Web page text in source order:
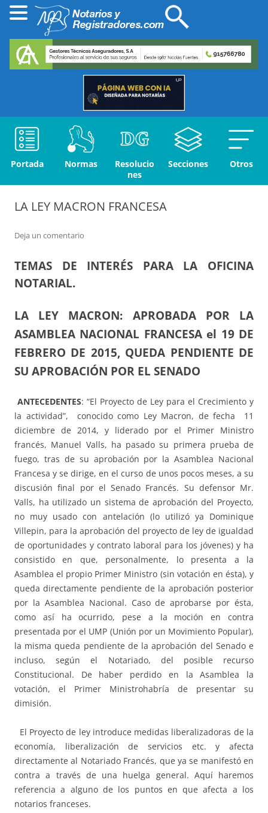
Portada Normas
Resolucio
nes
Secciones Otros
LA LEY MACRON FRANCESA
Deja un comentario
TEMAS DE INTERÉS PARA LA OFICINA
NOTARIAL.
LA LEY MACRON: APROBADA POR LA
ASAMBLEA NACIONAL FRANCESA el 19 DE
FEBRERO DE 2015, QUEDA PENDIENTE DE
SU APROBACIÓN POR EL SENADO
ANTECEDENTES: “El Proyecto de Ley para el Crecimiento y
la actividad”, conocido como Ley Macron, de fecha 11
diciembre de 2014, y liderado por el Primer Ministro
francés, Manuel Valls, ha pasado su primera prueba de
fuego, tras de su aprobación por la Asamblea Nacional
Francesa y se dirige, en el curso de unos pocos meses, a su
discusión final por el Senado Francés. Su defensor Mr.
Valls, ha utilizado un sistema de aprobación del Proyecto,
no muy usado con antelación (lo utilizó ya Dominique
Villepin, para la aprobación del proyecto de ley de igualdad
de oportunidades y contrato laboral para los jóvenes) y ha
consistido en que, personalmente, lo presenta a la
Asamblea el propio Primer Ministro (sin votación en ésta), y
queda directamente pendiente de la aprobación posterior
por la Asamblea Nacional. Caso de aprobarse por ésta,
como así ha ocurrido, pese a la moción en contra
presentada por el UMP (Unión por un Movimiento Popular),
la misma queda pendiente de la aprobación del Senado e
incluso, según el Notariado, del posible recurso
Constitucional. De haber perdido en la Asamblea la
votación, el Primer Ministrohabría de presentar su
dimisión.
El Proyecto de ley introduce medidas liberalizadoras de la
economía, liberalización de servicios etc. y afecta
directamente al Notariado Francés, que ya se manifestó en
contra a través de una huelga general. Aquí haremos
referencia a alguno de los puntos en que afecta a los
notarios franceses.